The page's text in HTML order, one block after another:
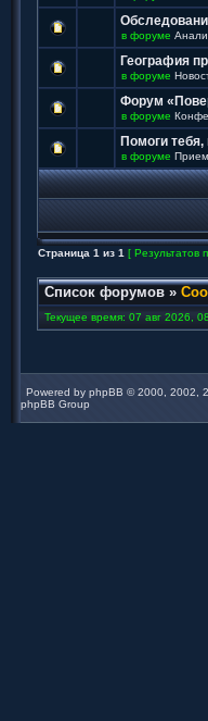
в форуме
География
в форуме
Форум
в форуме
Помоги
в форуме
Страница 1 из 1 [ Результатов
Список форумов »
Текущее время: 07 авг 2026,
Powered by phpBB © 2000, 2002,
phpBB Group